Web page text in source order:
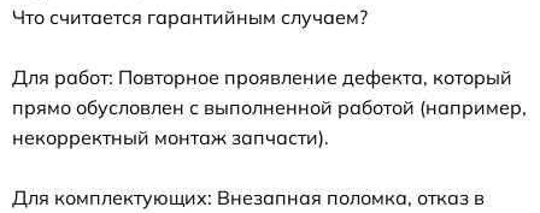
Что считается гарантийным случаем?
Для работ: Повторное проявление дефекта, который
прямо обусловлен с выполненной работой (например,
некорректный монтаж запчасти).
Для комплектующих: Внезапная поломка, отказ в